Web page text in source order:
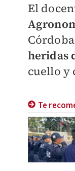
El
heridas
cuello y
Te